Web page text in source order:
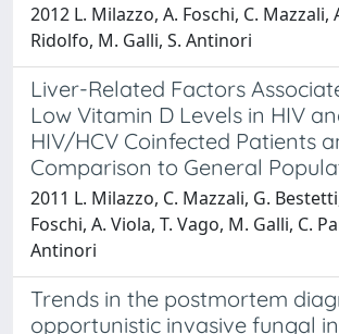
2012 L. Milazzo, A. Foschi, C. Mazzali,
Ridolfo, M. Galli, S. Antinori
Liver-Related Factors
Low Vitamin D Levels in HIV
HIV/HCV Coinfected Patients
Comparison to General
2011 L. Milazzo, C. Mazzali, G.
Foschi, A. Viola, T. Vago, M. Galli, C.
Antinori
Trends in the postmortem
opportunistic invasive fungal